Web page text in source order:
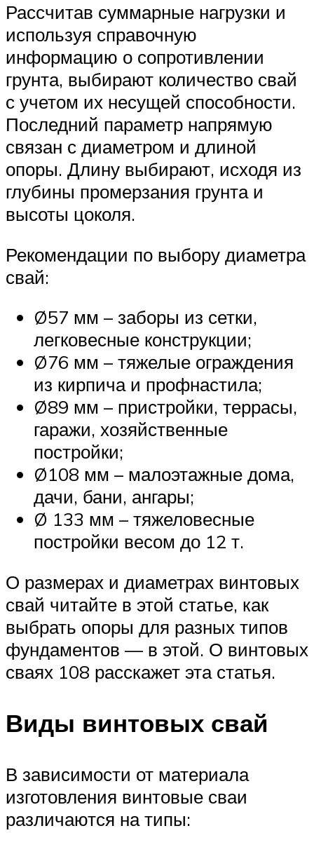
Рассчитав суммарные нагрузки и
используя справочную
информацию о сопротивлении
грунта, выбирают количество свай
с учетом их несущей способности.
Последний параметр напрямую
связан с диаметром и длиной
опоры. Длину выбирают, исходя из
глубины промерзания грунта и
высоты цоколя.
Рекомендации по выбору диаметра
свай:
Ø57 мм – заборы из сетки,
легковесные конструкции;
Ø76 мм – тяжелые ограждения
из кирпича и профнастила;
Ø89 мм – пристройки, террасы,
гаражи, хозяйственные
постройки;
Ø108 мм – малоэтажные дома,
дачи, бани, ангары;
Ø 133 мм – тяжеловесные
постройки весом до 12 т.
О размерах и диаметрах винтовых
свай читайте в этой статье, как
выбрать опоры для разных типов
фундаментов — в этой. О винтовых
сваях 108 расскажет эта статья.
Виды винтовых свай
В зависимости от материала
изготовления винтовые сваи
различаются на типы: